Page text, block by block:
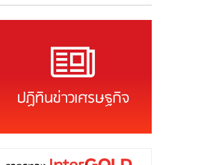
ปฏิทินข่าวเศรษฐกิจ